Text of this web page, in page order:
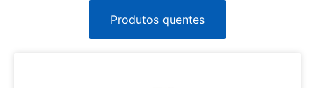
Produtos quentes